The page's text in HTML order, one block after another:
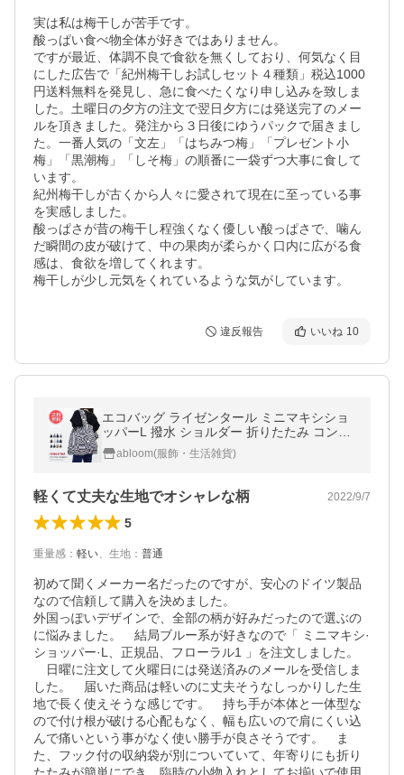
実は私は梅干しが苦手です。
酸っぱい食べ物全体が好きではありません。
ですが最近、体調不良で食欲を無くしており、何気なく目
にした広告で「紀州梅干しお試しセット４種類」税込1000
円送料無料を発見し、急に食べたくなり申し込みを致しま
した。土曜日の夕方の注文で翌日夕方には発送完了のメー
ルを頂きました。発注から３日後にゆうパックで届きまし
た。一番人気の「文左」「はちみつ梅」「プレゼント小
梅」「黒潮梅」「しそ梅」の順番に一袋ずつ大事に食して
います。
紀州梅干しが古くから人々に愛されて現在に至っている事
を実感しました。
酸っぱさが昔の梅干し程強くなく優しい酸っぱさで、噛ん
だ瞬間の皮が破けて、中の果肉が柔らかく口内に広がる食
感は、食欲を増してくれます。
梅干しが少し元気をくれているような気がしています。
違反報告 いいね 10
エコバッグ ライゼンタール ミニマキシショ
ッパーL 撥水 ショルダー 折りたたみ コンパ
クト 大容量18L 正規品 送料無料
abloom(服飾・生活雑貨)
軽くて丈夫な生地でオシャレな柄 2022/9/7
5
重量感 ： 軽い、 生地 ： 普通
初めて聞くメーカー名だったのですが、安心のドイツ製品
なので信頼して購入を決めました。
外国っぽいデザインで、全部の柄が好みだったので選ぶの
に悩みました。　結局ブルー系が好きなので「 ミニマキシ·
ショッパー·L、正規品、フローラル1 」を注文しました。
日曜に注文して火曜日には発送済みのメールを受信しま
した。　届いた商品は軽いのに丈夫そうなしっかりした生
地で長く使えそうな感じです。　持ち手が本体と一体型な
ので付け根が破ける心配もなく、幅も広いので肩にくい込
んで痛いという事がなく使い勝手が良さそうです。　ま
た、フック付の収納袋が別についていて、年寄りにも折り